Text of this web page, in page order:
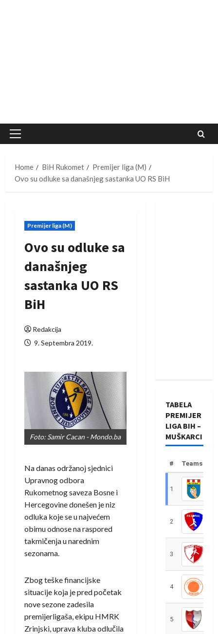
Primary
Home
BiH Rukomet
Premijer liga (M)
Ovo su odluke sa današnjeg sastanka UO RS BiH
Premijer liga (M)
Ovo su odluke sa
današnjeg
sastanka UO RS
BiH
Redakcija
9. Septembra 2019.
Foto: Samir Cacan - Mondo.ba
Na danas održanoj sjednici
Upravnog odbora
Rukometnog saveza Bosne i
Hercegovine donešen je niz
odluka koje se u najvećem
obimu odnose na raspored
takmičenja u narednim
sezonama.
Zbog teške financijske
situacije koja je pred početak
nove sezone zadesila
premijerligaša, ekipu HMRK
Zrinjski, uprava kluba odlučila
TABELA
PREMIJER
LIGA BIH –
MUŠKARCI
# Teams
1
2
3
4
5